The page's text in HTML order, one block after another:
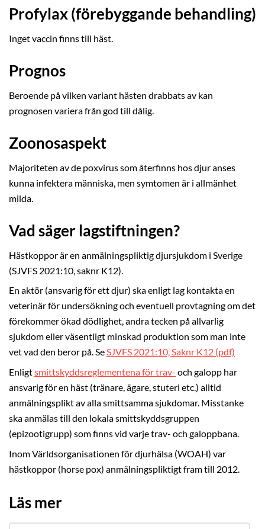
Profylax (förebyggande behandling)
Inget vaccin finns till häst.
Prognos
Beroende på vilken variant hästen drabbats av kan
prognosen variera från god till dålig.
Zoonosaspekt
Majoriteten av de poxvirus som återfinns hos djur anses
kunna infektera människa, men symtomen är i allmänhet
milda.
Vad säger lagstiftningen?
Hästkoppor är en anmälningspliktig djursjukdom i Sverige
(SJVFS 2021:10, saknr K12).
En aktör (ansvarig för ett djur) ska enligt lag kontakta en
veterinär för undersökning och eventuell provtagning om det
förekommer ökad dödlighet, andra tecken på allvarlig
sjukdom eller väsentligt minskad produktion som man inte
vet vad den beror på. SeSJVFS 2021:10, Saknr K12 (pdf)
Enligtsmittskyddsreglementena för trav- och galopp har
ansvarig för en häst (tränare, ägare, stuteri etc.) alltid
anmälningsplikt av alla smittsamma sjukdomar. Misstanke
ska anmälas till den lokala smittskyddsgruppen
(epizootigrupp) som finns vid varje trav- och galoppbana.
Inom Världsorganisationen för djurhälsa (WOAH) var
hästkoppor (horse pox) anmälningspliktigt fram till 2012.
Läs mer